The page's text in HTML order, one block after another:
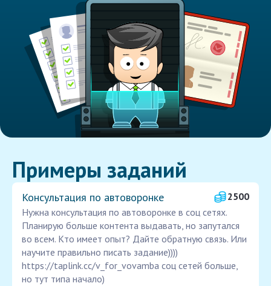
Примеры заданий
Консультация по автоворонке
2500
Нужна консультация по автоворонке в соц сетях.
Планирую больше контента выдавать, но запутался
во всем. Кто имеет опыт? Дайте обратную связь. Или
научите правильно писать задание))))
https://taplink.cc/v_for_vovamba соц сетей больше,
но тут типа начало)